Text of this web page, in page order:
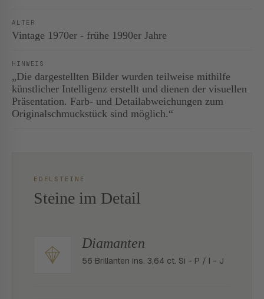
ALTER
Vintage 1970er - frühe 1990er Jahre
HINWEIS
„Die dargestellten Bilder wurden teilweise mithilfe
künstlicher Intelligenz erstellt und dienen der visuellen
Präsentation. Farb- und Detailabweichungen zum
Originalschmuckstück sind möglich.“
EDELSTEINE
Steine im Detail
Diamanten
56 Brillanten ins. 3,64 ct. Si - P / I - J